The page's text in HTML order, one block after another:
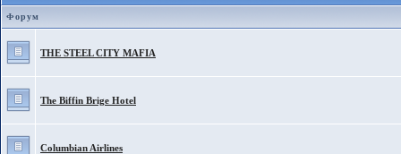
Форум
THE STEEL CITY MAFIA
The Biffin Brige Hotel
Columbian Airlines